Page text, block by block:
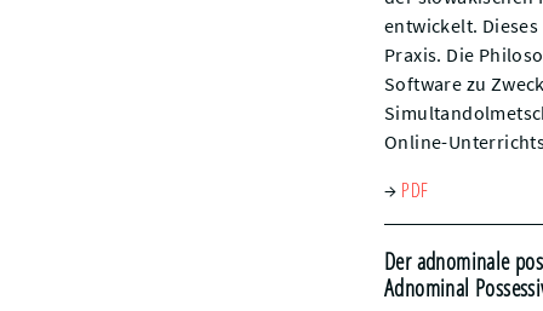
entwickelt.
Praxis. Die
Software zu
Online-
→ PDF
Der adnominale
Adnominal